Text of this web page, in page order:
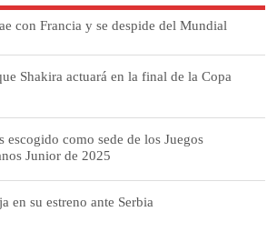
con Francia y se despide del Mundial
Shakira actuará en la final de la Copa
escogido como sede de los Juegos
Junior de 2025
en su estreno ante Serbia